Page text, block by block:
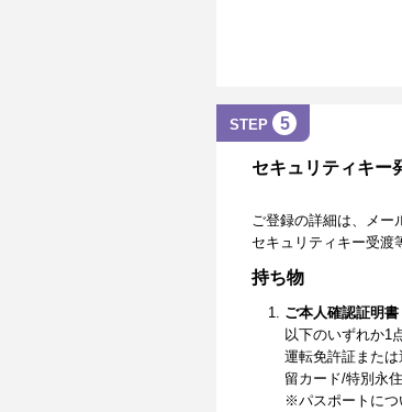
STEP 5
セキュリティキー
ご登録の詳細は、メー
セキュリティキー受渡
持ち物
ご本人確認証明書
以下のいずれか1
運転免許証また
留カード/特別永
※パスポートにつ